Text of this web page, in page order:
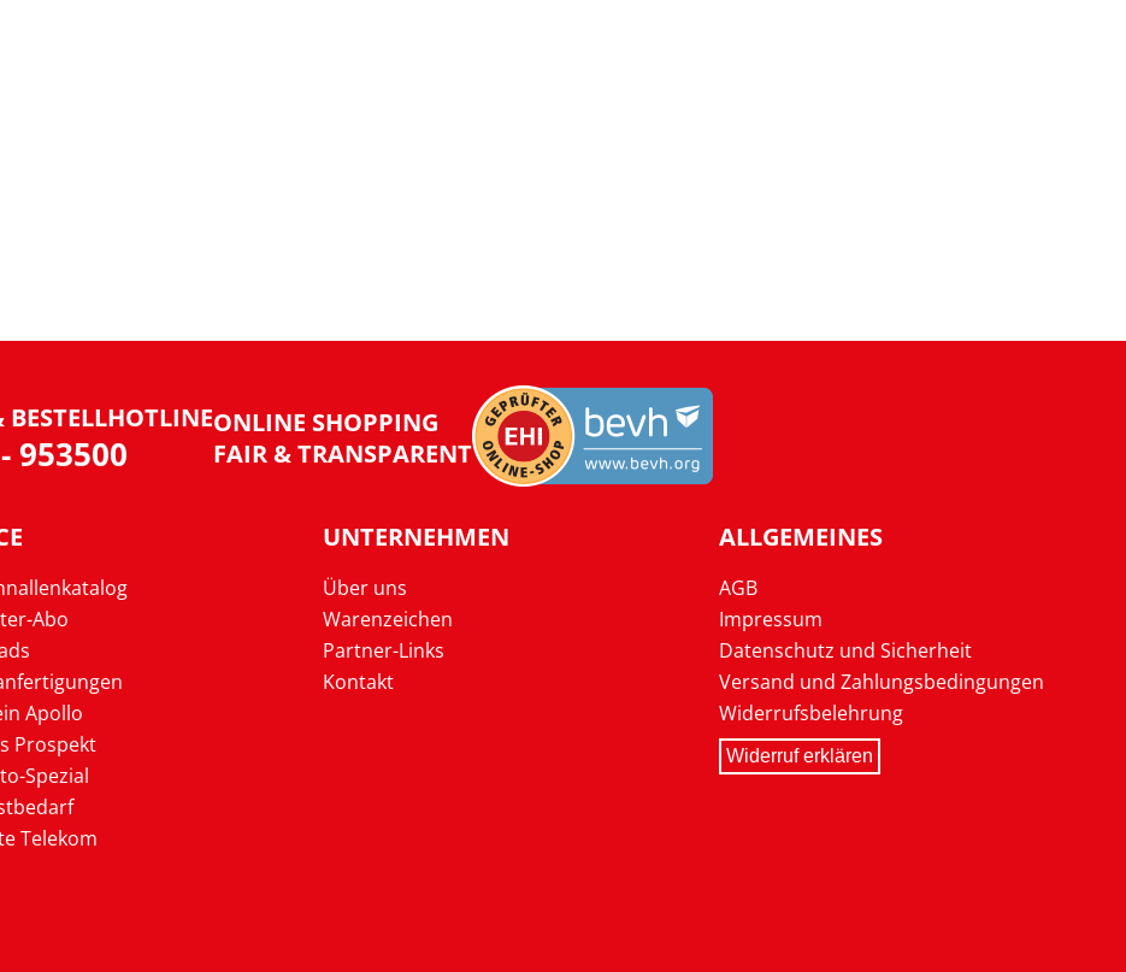
953500
ONLINE SHOPPING
FAIR & TRANSPARENT
Abo
Apollo
Prospekt
Spezial
Telekom
UNTERNEHMEN
Über uns
Warenzeichen
Partner-Links
Kontakt
ALLGEMEINES
AGB
Impressum
Datenschutz und Sicherheit
Versand und Zahlungsbedingungen
Widerrufsbelehrung
Widerruf erklären